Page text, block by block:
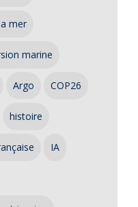
mer
marine
Argo COP26
histoire
IA